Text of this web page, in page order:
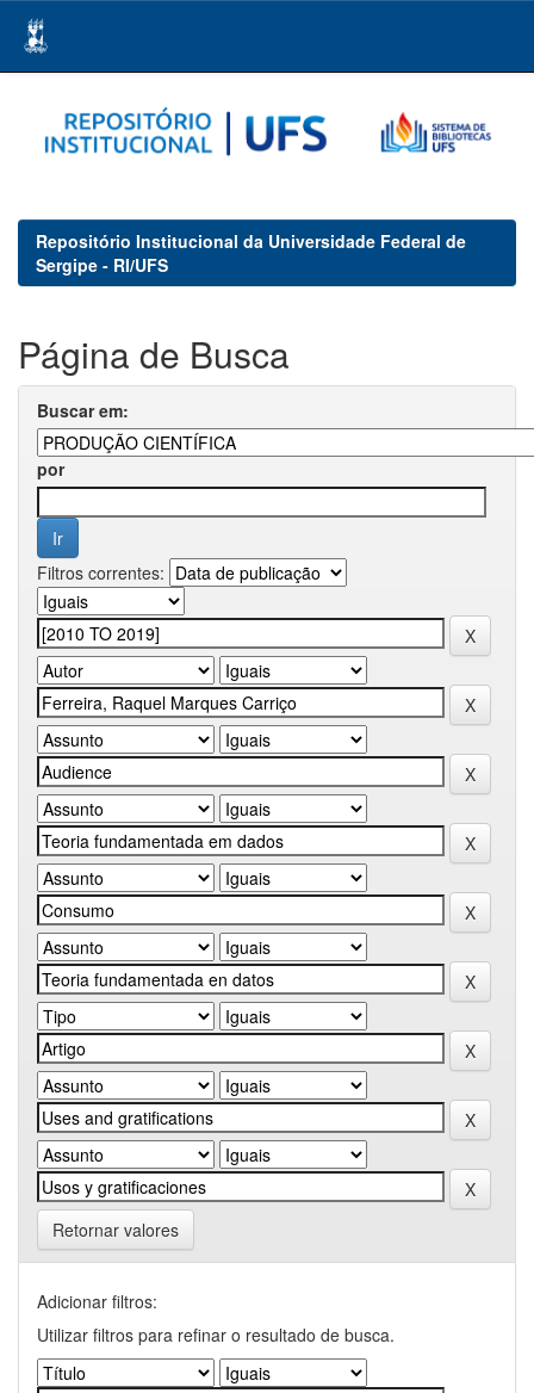
navigation
Repositório Institucional da Universidade Federal de
Sergipe - RI/UFS
Página de Busca
Buscar em:
por
Filtros correntes:
Retornar valores
Adicionar filtros:
Utilizar filtros para refinar o resultado de busca.